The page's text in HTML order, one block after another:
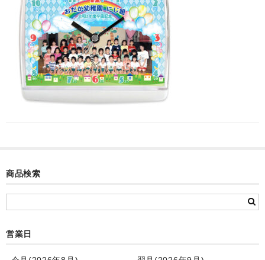
目覚まし時計(集合＋個別)
メロディ時計(集合)
音声時計(集合)
知育時計
制服メモリー
商品検索
営業日